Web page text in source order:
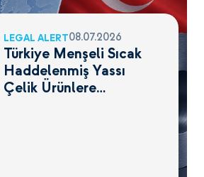
LEGAL ALERT08.07.2026
Türkiye Menşeli Sıcak
Haddelenmiş Yassı
Çelik Ürünlere